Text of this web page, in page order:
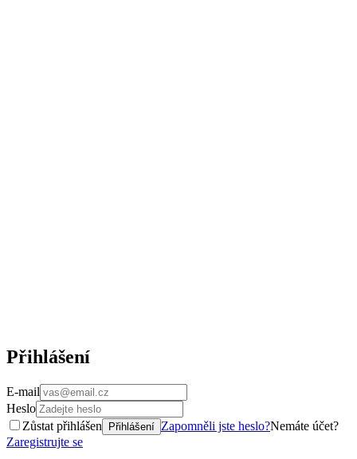
Přihlášení
E-mail
Heslo
Zůstat přihlášen
Přihlášení Zapomněli jste heslo?Nemáte účet?
Zaregistrujte se